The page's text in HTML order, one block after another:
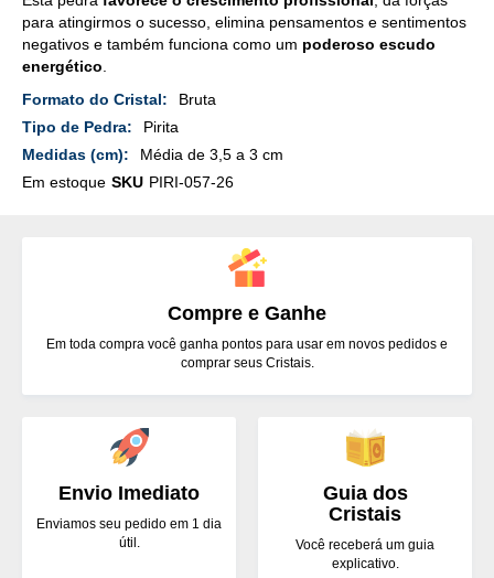
para atingirmos o sucesso, elimina pensamentos e sentimentos
negativos e também funciona como um poderoso escudo
energético
Mais
Detalhes
Bruta
Pirita
Média de 3,5 a 3 cm
Em estoque SKU PIRI-057-26
Envio Imediato
Enviamos seu pedido em 1 dia
útil.
Compre e Ganhe
Em toda compra você ganha pontos para usar em novos pedidos e
comprar seus Cristais.
Guia dos
Cristais
Você receberá um guia
explicativo.